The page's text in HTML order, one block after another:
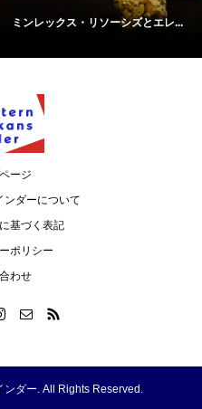
ミンレックス・リソーシズとエレ...
ージ
ンダーについて
基づく表記
ポリシー
わせ
ダー. All Rights Reserved.